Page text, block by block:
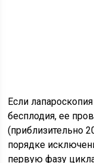
Если
бесплодия, ее
(приблизительно
порядке
первую фазу